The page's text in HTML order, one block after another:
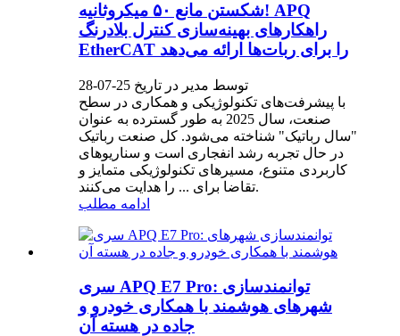
شکستن مانع ۵۰ میکروثانیه! APQ
راهکارهای بهینه‌سازی کنترل بلادرنگ
EtherCAT را برای ربات‌ها ارائه می‌دهد
توسط مدیر در تاریخ 25-07-28
با پیشرفت‌های تکنولوژیکی و همکاری در سطح
صنعت، سال 2025 به طور گسترده به عنوان
"سال رباتیک" شناخته می‌شود. کل صنعت رباتیک
در حال تجربه رشد انفجاری است و سناریوهای
کاربردی متنوع، مسیرهای تکنولوژیکی متمایز و
تقاضا برای ... را هدایت می‌کنند.
ادامه مطلب
سری APQ E7 Pro: توانمندسازی
شهرهای هوشمند با همکاری خودرو و
جاده در هسته آن